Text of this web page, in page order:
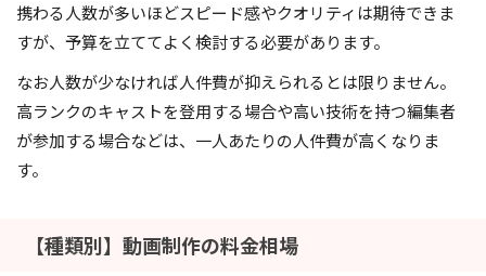
携わる人数が多いほどスピード感やクオリティは期待できま
すが、予算を立ててよく検討する必要があります。
なお人数が少なければ人件費が抑えられるとは限りません。
高ランクのキャストを登用する場合や高い技術を持つ編集者
が参加する場合などは、一人あたりの人件費が高くなりま
す。
【種類別】動画制作の料金相場